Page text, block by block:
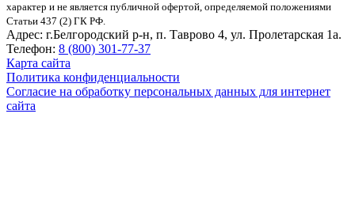
характер и не является публичной офертой, определяемой положениями
Статьи 437 (2) ГК РФ.
Адрес: г.Белгородский р-н, п. Таврово 4, ул. Пролетарская 1а.
Телефон: 8 (800) 301-77-37
Карта сайта
Политика конфиденциальности
Согласие на обработку персональных данных для интернет
сайта